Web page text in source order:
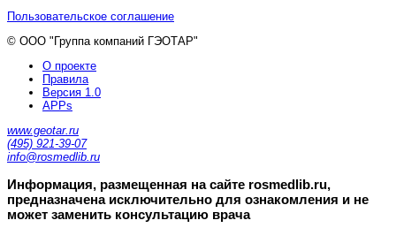
Пользовательское соглашение
© ООО "Группа компаний ГЭОТАР"
О проекте
Правила
Версия 1.0
APPs
www.geotar.ru
(495) 921-39-07
info@rosmedlib.ru
Информация, размещенная на сайте rosmedlib.ru,
предназначена исключительно для ознакомления и не
может заменить консультацию врача